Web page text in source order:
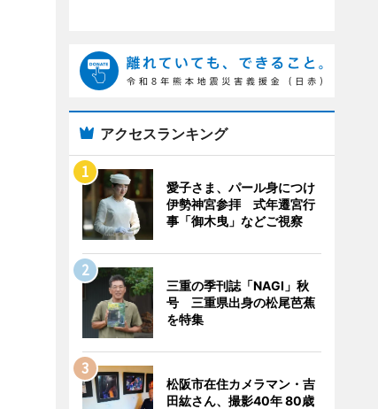
アクセスランキング
愛子さま、パール身につけ
伊勢神宮参拝 式年遷宮行
事「御木曳」などご視察
三重の季刊誌「NAGI」秋
号 三重県出身の松尾芭蕉
を特集
松阪市在住カメラマン・吉
田紘さん、撮影40年 80歳